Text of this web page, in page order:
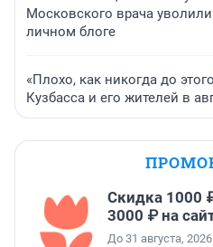
Московского врача
личном блоге
«Плохо, как никогда до
Кузбасса и его жителей в
Скидка 1000
3000 ₽ на
До 31 августа, 2026